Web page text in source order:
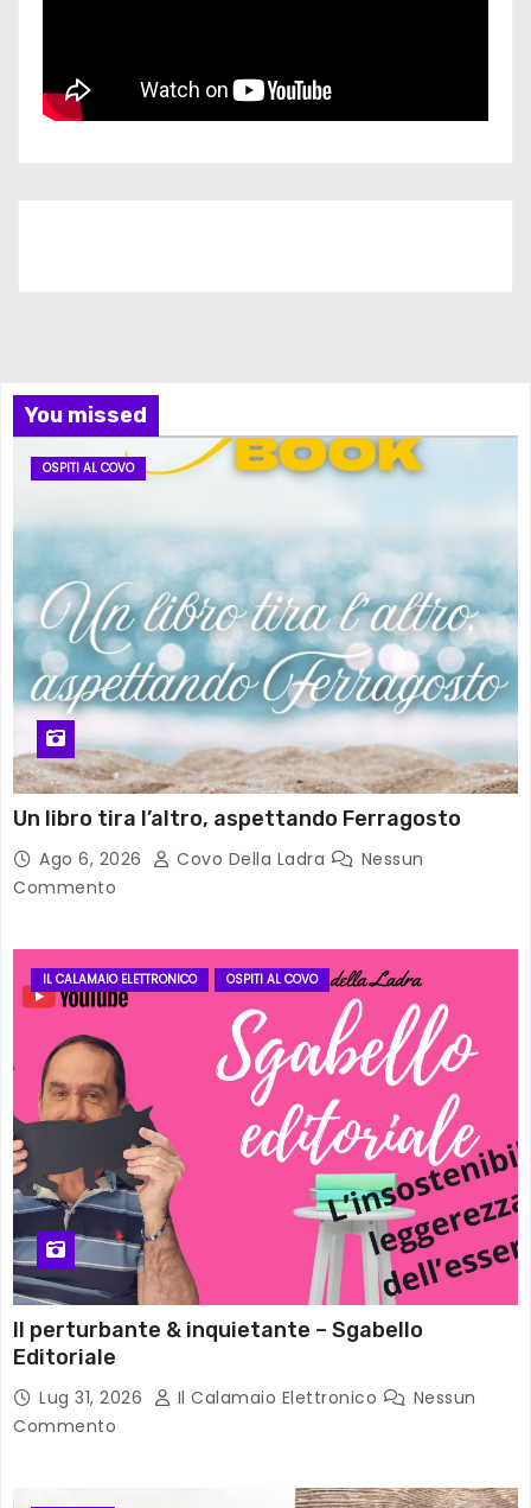
You missed
OSPITI AL COVO
Un libro tira l’altro, aspettando Ferragosto
Ago 6, 2026 Covo Della Ladra
Nessun
Commento
IL CALAMAIO ELETTRONICO OSPITI AL COVO
Il perturbante & inquietante – Sgabello
Editoriale
Lug 31, 2026 Il Calamaio Elettronico
Nessun
Commento